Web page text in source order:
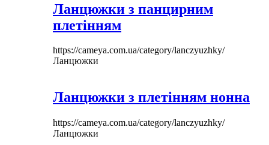
Ланцюжки з панцирним
плетінням
https://cameya.com.ua/category/lanczyuzhky/
Ланцюжки
Ланцюжки з плетінням нонна
https://cameya.com.ua/category/lanczyuzhky/
Ланцюжки